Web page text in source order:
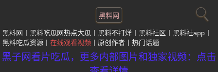
黑料网
黑料网 黑料吃瓜网热点大瓜 黑料不打烊 黑料社区
黑料社app
黑料吃瓜资源
在线观看视频 原创作者 热门话题
黑子网看片吃瓜，更多内部图片和独家视频：点击